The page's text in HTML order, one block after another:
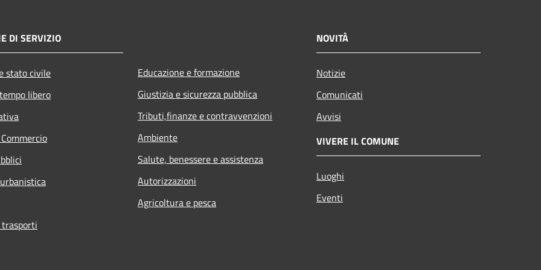
DI SERVIZIO
stato civile
libero
Educazione e formazione
Giustizia e sicurezza pubblica
Tributi,finanze e contravvenzioni
Ambiente
Salute, benessere e assistenza
Autorizzazioni
Agricoltura e pesca
NOVITÀ
Notizie
Comunicati
Avvisi
VIVERE IL COMUNE
Luoghi
Eventi